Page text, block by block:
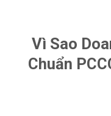
Vì Sao
Chuẩn